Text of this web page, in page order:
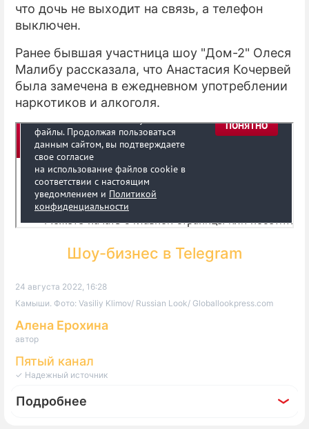
что дочь не выходит на связь, а телефон
выключен.
Ранее бывшая участница шоу "Дом-2" Олеся
Малибу рассказала, что Анастасия Кочервей
была замечена в ежедневном употреблении
наркотиков и алкоголя.
Шоу-бизнес в Telegram
24 августа 2022, 16:28
Камыши. Фото: Vasiliy Klimov/ Russian Look/ Globallookpress.com
Алена Ерохина
автор
Пятый канал
✓ Надежный источник
Подробнее